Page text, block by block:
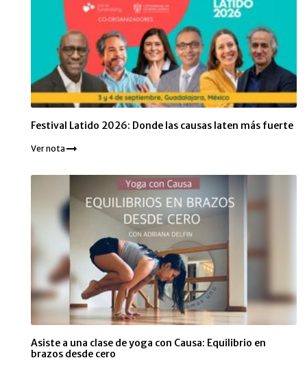
Festival Latido 2026: Donde las causas laten más fuerte
Ver nota
Asiste a una clase de yoga con Causa: Equilibrio en
brazos desde cero